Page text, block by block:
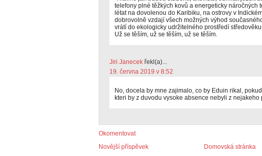
telefony plné těžkých kovů a energeticky náročných
létat na dovolenou do Karibiku, na ostrovy v
dobrovolně vzdají všech možných výhod
vrátí do ekologicky udržitelného prostředí
Už se těším, už se těším, už se těším.
Jiri Janecek řekl(a)...
19. června 2019 v 8:52
No, docela by mne zajimalo, co by Eduin rikal,
kteri by z duvodu vysoke absence nebyli z
Okomentovat
Novější příspěvek
Domovská stránka